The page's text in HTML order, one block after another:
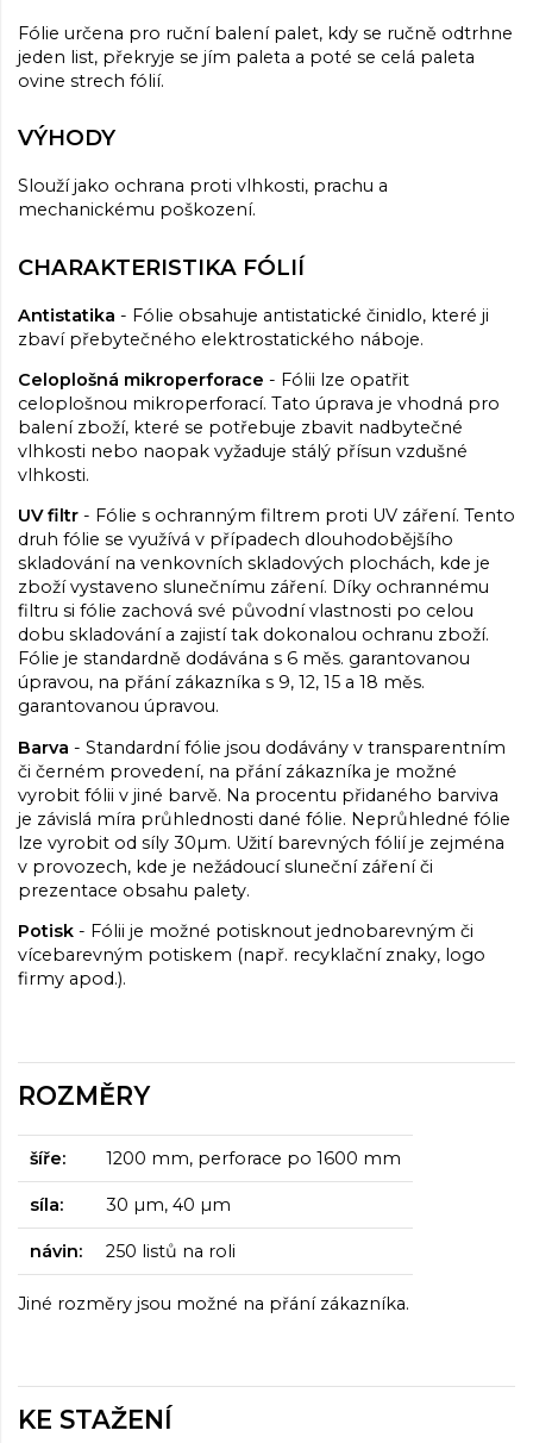
Fólie určena pro ruční balení palet, kdy se ručně odtrhne
jeden list, překryje se jím paleta a poté se celá paleta
ovine strech fólií.
VÝHODY
Slouží jako ochrana proti vlhkosti, prachu a
mechanickému poškození.
CHARAKTERISTIKA FÓLIÍ
Antistatika - Fólie obsahuje antistatické činidlo, které ji
zbaví přebytečného elektrostatického náboje.
Celoplošná mikroperforace - Fólii lze opatřit
celoplošnou mikroperforací. Tato úprava je vhodná pro
balení zboží, které se potřebuje zbavit nadbytečné
vlhkosti nebo naopak vyžaduje stálý přísun vzdušné
vlhkosti.
UV filtr - Fólie s ochranným filtrem proti UV záření. Tento
druh fólie se využívá v případech dlouhodobějšího
skladování na venkovních skladových plochách, kde je
zboží vystaveno slunečnímu záření. Díky ochrannému
filtru si fólie zachová své původní vlastnosti po celou
dobu skladování a zajistí tak dokonalou ochranu zboží.
Fólie je standardně dodávána s 6 měs. garantovanou
úpravou, na přání zákazníka s 9, 12, 15 a 18 měs.
garantovanou úpravou.
Barva - Standardní fólie jsou dodávány v transparentním
či černém provedení, na přání zákazníka je možné
vyrobit fólii v jiné barvě. Na procentu přidaného barviva
je závislá míra průhlednosti dané fólie. Neprůhledné fólie
lze vyrobit od síly 30µm. Užití barevných fólií je zejména
v provozech, kde je nežádoucí sluneční záření či
prezentace obsahu palety.
Potisk - Fólii je možné potisknout jednobarevným či
vícebarevným potiskem (např. recyklační znaky, logo
firmy apod.).
ROZMĚRY
šíře: 1200 mm, perforace po 1600 mm
síla: 30 µm, 40 µm
návin: 250 listů na roli
Jiné rozměry jsou možné na přání zákazníka.
KE STAŽENÍ